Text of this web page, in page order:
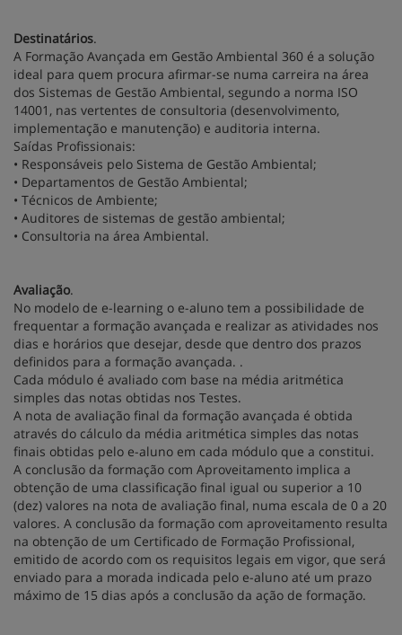
Destinatários.
A Formação Avançada em Gestão Ambiental 360 é a solução
ideal para quem procura afirmar-se numa carreira na área
dos Sistemas de Gestão Ambiental, segundo a norma ISO
14001, nas vertentes de consultoria (desenvolvimento,
implementação e manutenção) e auditoria interna.
Saídas Profissionais:
• Responsáveis pelo Sistema de Gestão Ambiental;
• Departamentos de Gestão Ambiental;
• Técnicos de Ambiente;
• Auditores de sistemas de gestão ambiental;
• Consultoria na área Ambiental.
Avaliação.
No modelo de e-learning o e-aluno tem a possibilidade de
frequentar a formação avançada e realizar as atividades nos
dias e horários que desejar, desde que dentro dos prazos
definidos para a formação avançada. .
Cada módulo é avaliado com base na média aritmética
simples das notas obtidas nos Testes.
A nota de avaliação final da formação avançada é obtida
através do cálculo da média aritmética simples das notas
finais obtidas pelo e-aluno em cada módulo que a constitui.
A conclusão da formação com Aproveitamento implica a
obtenção de uma classificação final igual ou superior a 10
(dez) valores na nota de avaliação final, numa escala de 0 a 20
valores. A conclusão da formação com aproveitamento resulta
na obtenção de um Certificado de Formação Profissional,
emitido de acordo com os requisitos legais em vigor, que será
enviado para a morada indicada pelo e-aluno até um prazo
máximo de 15 dias após a conclusão da ação de formação.